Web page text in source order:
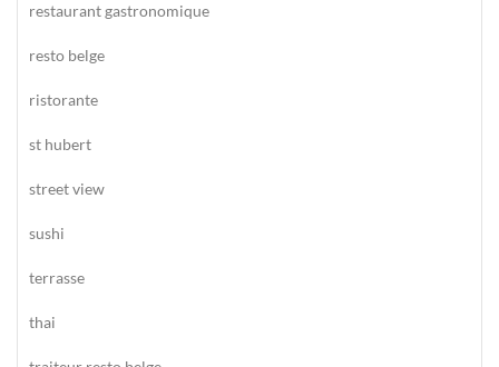
restaurant gastronomique
resto belge
ristorante
st hubert
street view
sushi
terrasse
thai